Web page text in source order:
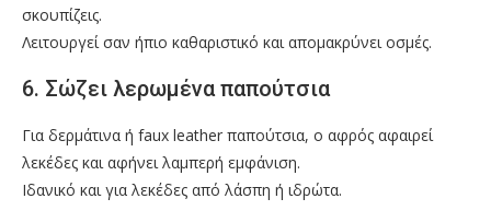
σκουπίζεις.
Λειτουργεί σαν ήπιο καθαριστικό και απομακρύνει οσμές.
6. Σώζει λερωμένα παπούτσια
Για δερμάτινα ή faux leather παπούτσια, ο αφρός αφαιρεί
λεκέδες και αφήνει λαμπερή εμφάνιση.
Ιδανικό και για λεκέδες από λάσπη ή ιδρώτα.